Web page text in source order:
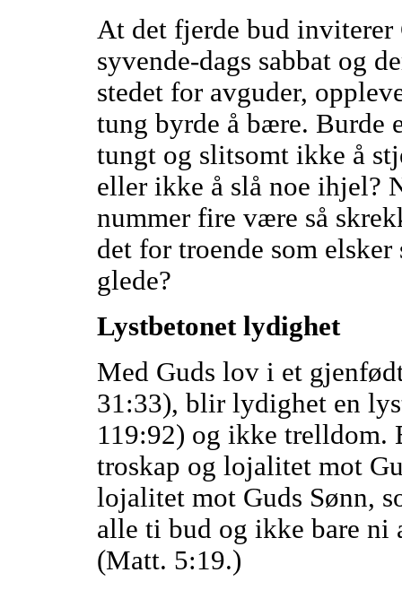
At det fjerde bud inviterer
syvende-dags sabbat og
stedet for avguder,
tung byrde å bære. Burde
tungt og slitsomt ikke å
eller ikke å slå noe ihjel?
nummer fire være så
det for troende som
glede?
Lystbetonet lydighet
Med Guds lov i et
31:33), blir lydighet en
119:92) og ikke trelldom.
troskap og lojalitet mot
lojalitet mot Guds Sønn,
alle ti bud og ikke bare ni
(Matt. 5:19.)